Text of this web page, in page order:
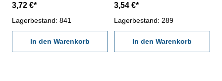
Werksnorm, 12 µm
Anzahl/Satz: 8 Blatt
Messbereich mm: 0,05 - 0,5
3,72 €*
Lagerbestand: 841
In den Warenkorb
Werksnorm, 12 μm -
Anzahl/Satz: 12 -
Messbereich: 0,203 - 0,660
mm / 0.008" - 0.026"
3,54 €*
Lagerbestand: 289
In den Warenkorb